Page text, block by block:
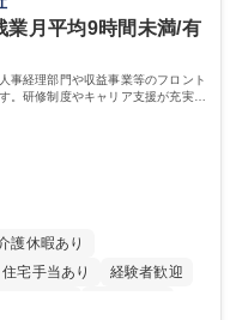
ワークライフバランスを保
広い経験を活かし、長期的な
戦を全力で応援します。 学
校 高校 語学力： 資格：日商
3級
業月平均9時間未満/有
事経理部門や収益事業等のフロント
。研修制度やキャリア支援が充実し
護休暇あり
住宅手当あり
経験者歓迎